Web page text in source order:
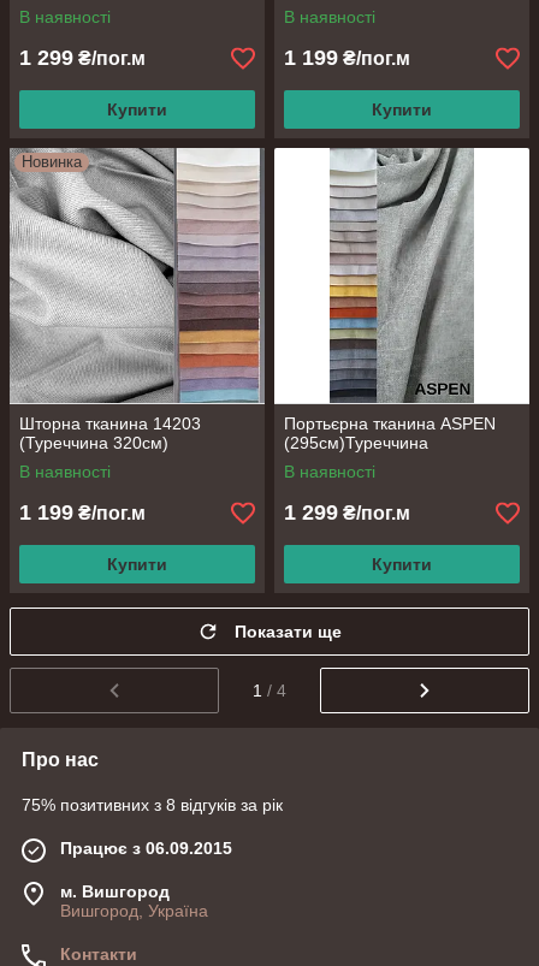
В наявності
1 299 ₴/пог.м
Купити
В наявності
1 199 ₴/пог.м
Купити
Новинка
Шторна тканина 14203
(Туреччина 320см)
В наявності
1 199 ₴/пог.м
Купити
Портьєрна тканина ASPEN
(295см)Туреччина
В наявності
1 299 ₴/пог.м
Купити
Показати ще
1 / 4
Про нас
75% позитивних з 8 відгуків за рік
Працює з 06.09.2015
м. Вишгород
Вишгород, Україна
Контакти